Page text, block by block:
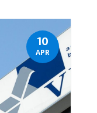
10
APR